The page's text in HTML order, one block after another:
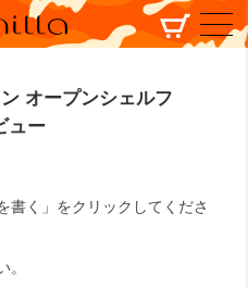
オープンシェルフ
ュー
書く」をクリックしてくださ
。